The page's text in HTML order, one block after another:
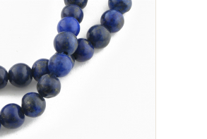
и материалы
нитки